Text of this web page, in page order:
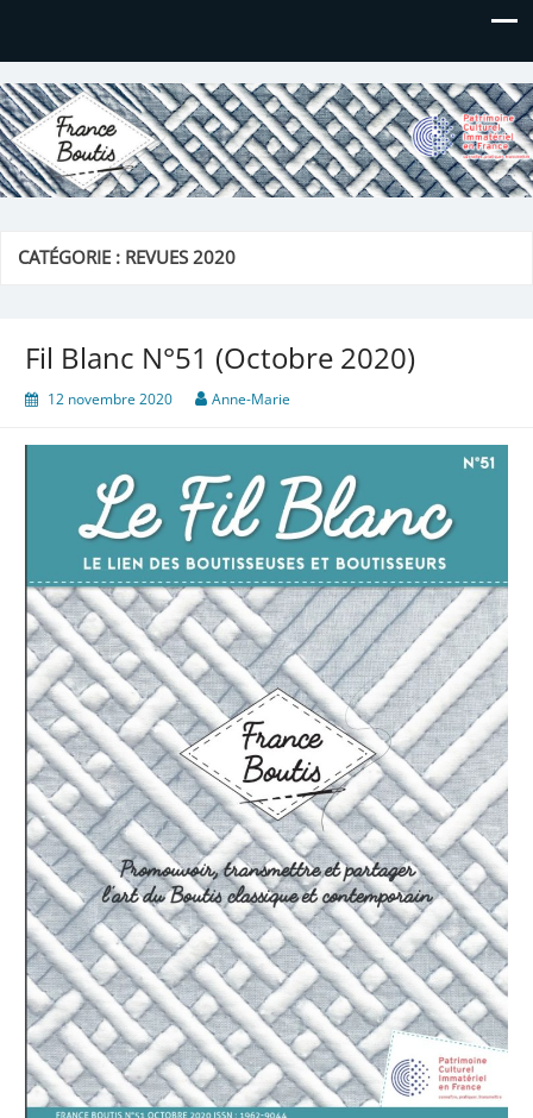
France Boutis
Le site de France Boutis
CATÉGORIE : REVUES 2020
Fil Blanc N°51 (Octobre 2020)
12 novembre 2020 Anne-Marie